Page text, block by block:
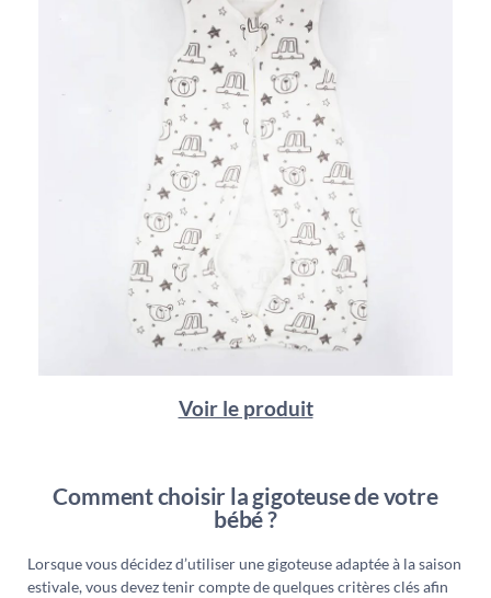
Voir le produit
Comment choisir la gigoteuse de votre
bébé ?
Lorsque vous décidez d’utiliser une gigoteuse adaptée à la saison
estivale, vous devez tenir compte de quelques critères clés afin